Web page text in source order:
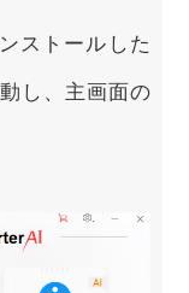
ストールした
し、主画面の